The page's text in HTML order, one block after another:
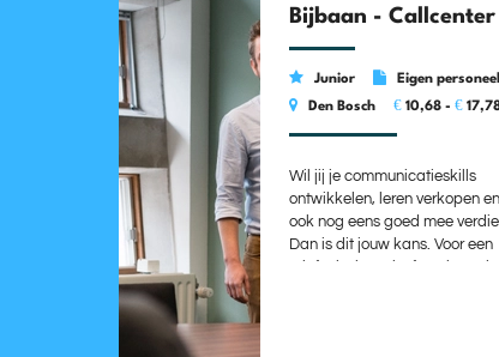
Bijbaan - Callcenter
Junior
Eigen personeel
Den Bosch
€10,68 - €
Wil jij je communicatieskills
ontwikkelen, leren verkopen
ook nog eens goed mee
Dan is dit jouw kans. Voor een